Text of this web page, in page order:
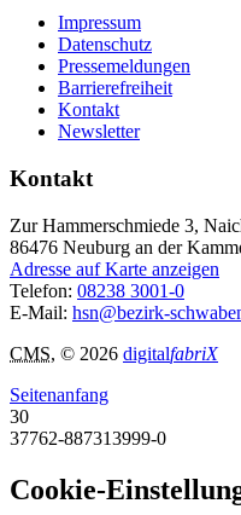
Impressum
Datenschutz
Pressemeldungen
Barrierefreiheit
Kontakt
Newsletter
Kontakt
Zur Hammerschmiede 3,
86476 Neuburg an der
Adresse auf Karte anzeigen
Telefon: 08238 3001-0
E-Mail: hsn@bezirk-
CMS, © 2026 digitalfabriX
Seitenanfang
30
37762-887313999-0
Cookie-